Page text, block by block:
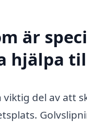
är
hjälpa
del av att